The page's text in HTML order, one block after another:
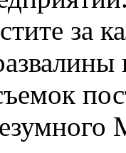
за